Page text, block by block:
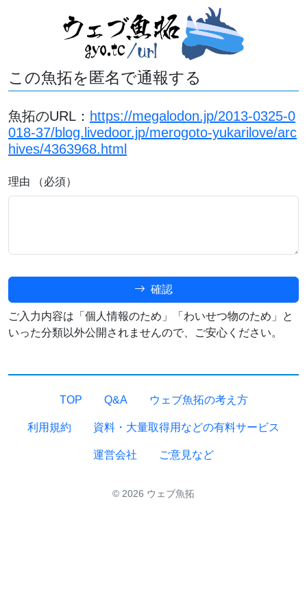
この魚拓を匿名で通報する
魚拓のURL： https://megalodon.jp/2013-0325-0
018-37/blog.livedoor.jp/merogoto-yukarilove/arc
hives/4363968.html
理由 （必須）
確認
ご入力内容は「個人情報のため」「わいせつ物のため」と
いった分類以外公開されませんので、ご安心ください。
TOP Q&A ウェブ魚拓の考え方
利用規約 資料・大量取得用などの有料サービス
運営会社 ご意見など
© 2026 ウェブ魚拓